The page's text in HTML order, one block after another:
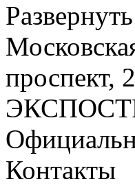
Развернуть
проспект,
Контакты